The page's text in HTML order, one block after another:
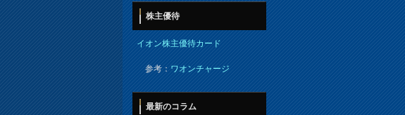
株主優待
イオン株主優待カード
参考：ワオンチャージ
最新のコラム